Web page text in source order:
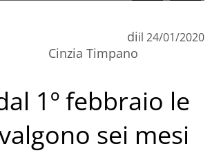
di
Cinzia Timpano
il 24/01/2020
1º febbraio le
valgono sei mesi